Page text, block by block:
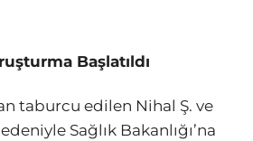
Başlatıldı
taburcu edilen Nihal Ş. ve
Sağlık Bakanlığı’na